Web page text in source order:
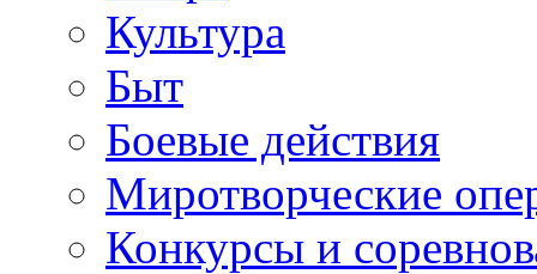
Культура
Быт
Боевые действия
Миротворческие
Конкурсы и